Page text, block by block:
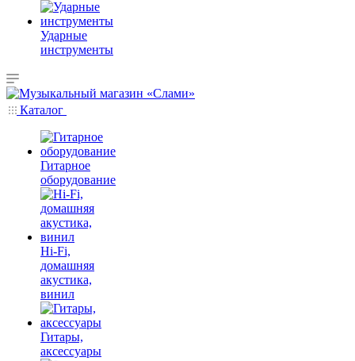
Ударные
инструменты
Каталог
Гитарное
оборудование
Hi-Fi,
домашняя
акустика,
винил
Гитары,
аксессуары